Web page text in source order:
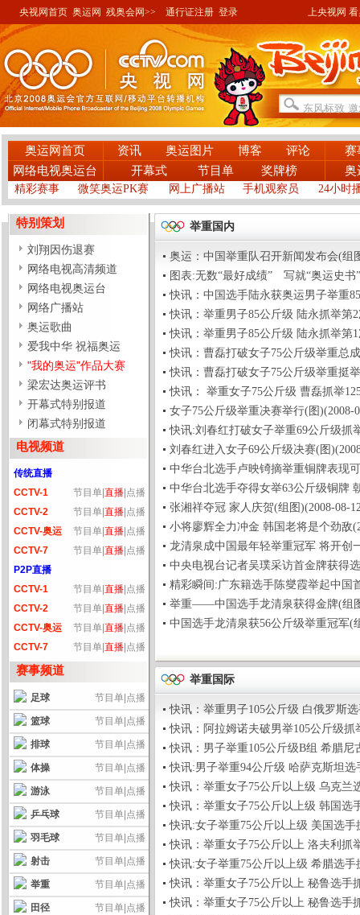
央视网首页 奥运网 残奥会网>> 通行证注册 登录 上央视网 看奥
奥运网首页 资讯 奥运图片 博客 评论
赛
网络电视奥运台
开幕式 节目单 奖牌榜 奥
精彩赛事 微笑奥运PK赛 网上广播站 手机观察员 24小时
特别策划
刘翔因伤退赛
网络电视高清频道
网络电视奥运台
网络广播站
奥运歌曲
爱我中华 祝福奥运
"我的奥运"作品大赛
梁宏达奥运评书
开幕式特别报道
闭幕式特别报道
电视频道
传统直播
节目单 直播 点播
CCTV-1
节目单 直播 点播
CCTV-2
节目单 直播 点播
CCTV-奥运
节目单 直播 点播
CCTV-7
P2P直播
节目单 直播 点播
CCTV-1
节目单 直播 点播
CCTV-2
节目单 直播 点播
CCTV-奥运
节目单 直播 点播
CCTV-7
赛事频道
节目单 点播
足球
节目单 点播
篮球
节目单 点播
排球
节目单 点播
体操
节目单 点播
游泳
节目单 点播
乒乓球
节目单 点播
羽毛球
节目单 点播
射击
节目单 点播
举重
节目单 点播
田径
举重国内
奥运：中国举重队召开新闻发布会(组
图表:无数“最好成绩” 写就“奥运史书
快讯：中国选手陆永获奥运男子举重
快讯：举重男子85公斤级 陆永抓举第2
快讯：举重男子85公斤级 陆永抓举第1
快讯：曹磊打破女子75公斤级举重总
快讯：曹磊打破女子75公斤级举重挺
快讯： 举重女子75公斤级 曹磊抓举
女子75公斤级举重决赛举行(图)(2008-
快讯:刘春红打破女子举重69公斤级抓
刘春红进入女子69公斤级决赛(图
中华台北选手卢映锜摘举重铜牌表现
中华台北选手夺得女举63公斤级铜牌
张湘祥夺冠 家人庆贺(组图)(2008-08-
小将廖辉全力冲金 韩国老将是个劲敌
龙清泉成中国最年轻举重冠军 将开创
中央电视台记者吴璞采访首金牌获得
精彩瞬间:广东籍选手陈燮霞举起中国
举重——中国选手龙清泉获得金牌(组
中国选手龙清泉获56公斤级举重冠军(
举重国际
快讯：举重男子105公斤级 白俄罗斯
快讯：阿拉姆诺夫破男举105公斤级抓
快讯：男子举重105公斤级B组 希腊尼
快讯:男子举重94公斤级 哈萨克斯坦选
快讯：举重女子75公斤以上级 乌克兰
快讯：举重女子75公斤以上级 韩国选
快讯:女子举重75公斤以上级 美国选手
快讯：举重女子75公斤以上 洛夫利抓
快讯:女子举重75公斤以上级 希腊选手
快讯：举重女子75公斤以上 秘鲁选手
快讯：举重女子75公斤以上 秘鲁选手